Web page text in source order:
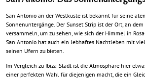
San Antonio an der Westküste ist bekannt für seine
Sonnenuntergänge. Der Sunset Strip ist der Ort, an
versammeln, um zu sehen, wie sich der Himmel in
San Antonio hat auch ein lebhaftes Nachtleben mit
seinen Ufern zu bieten.
Im Vergleich zu Ibiza-Stadt ist die Atmosphäre hier
einer perfekten Wahl für diejenigen macht, die ein